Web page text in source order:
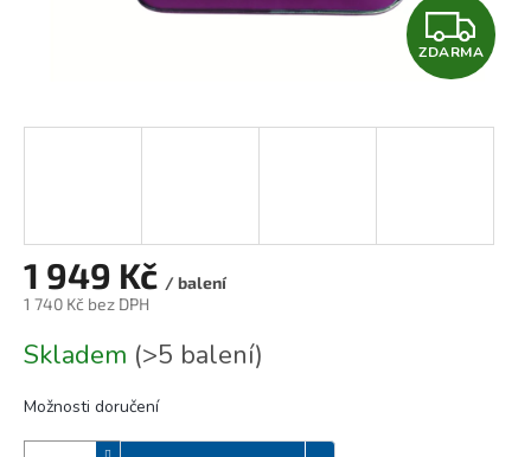
Z
D
A
ZDARMA
1 949 Kč / balení
1 740 Kč bez DPH
cena:
Skladem (>5 balení)
Možnosti doručení